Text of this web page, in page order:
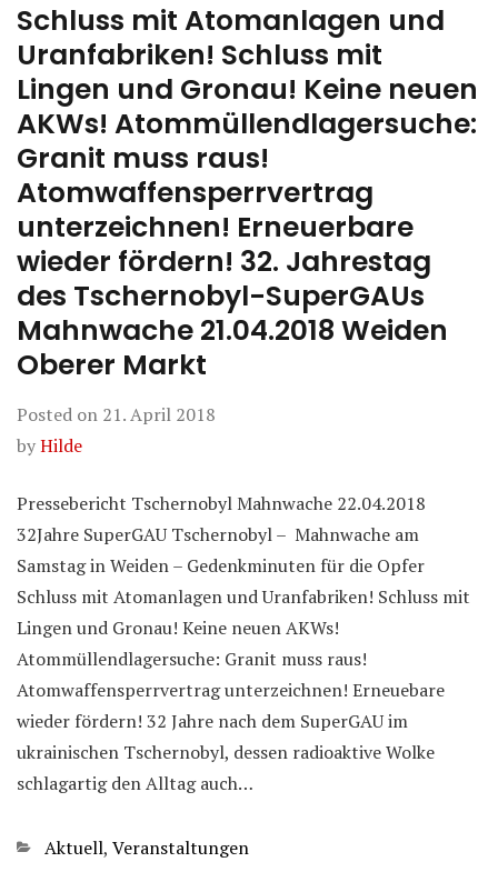
Schluss mit Atomanlagen und
Uranfabriken! Schluss mit
Lingen und Gronau! Keine neuen
AKWs! Atommüllendlagersuche:
Granit muss raus!
Atomwaffensperrvertrag
unterzeichnen! Erneuerbare
wieder fördern! 32. Jahrestag
des Tschernobyl-SuperGAUs
Mahnwache 21.04.2018 Weiden
Oberer Markt
Posted on 21. April 2018
byHilde
Pressebericht Tschernobyl Mahnwache 22.04.2018
32Jahre SuperGAU Tschernobyl – Mahnwache am
Samstag in Weiden – Gedenkminuten für die Opfer
Schluss mit Atomanlagen und Uranfabriken! Schluss mit
Lingen und Gronau! Keine neuen AKWs!
Atommüllendlagersuche: Granit muss raus!
Atomwaffensperrvertrag unterzeichnen! Erneuebare
wieder fördern! 32 Jahre nach dem SuperGAU im
ukrainischen Tschernobyl, dessen radioaktive Wolke
schlagartig den Alltag auch…
Categories
Aktuell, Veranstaltungen